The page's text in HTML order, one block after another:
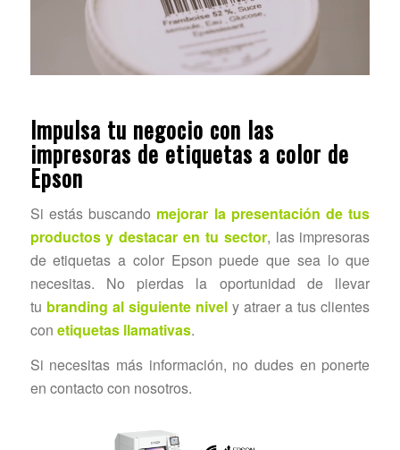
Impulsa tu negocio con las
impresoras de etiquetas a color de
Epson
Si estás buscando mejorar la presentación de tus
productos y destacar en tu sector, las impresoras
de etiquetas a color Epson puede que sea lo que
necesitas. No pierdas la oportunidad de llevar
tu branding al siguiente nively atraer a tus clientes
con etiquetas llamativas.
Si necesitas más información, no dudes en ponerte
en contacto con nosotros.